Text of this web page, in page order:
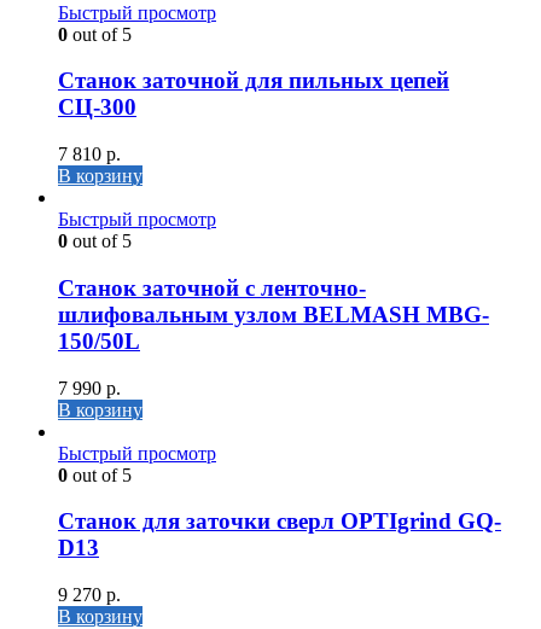
Быстрый просмотр
0 out of 5
Станок заточной для пильных цепей
СЦ-300
7 810 р.
В корзину
Быстрый просмотр
0 out of 5
Станок заточной с ленточно-
шлифовальным узлом BELMASH MBG-
150/50L
7 990 р.
В корзину
Быстрый просмотр
0 out of 5
Станок для заточки сверл OPTIgrind GQ-
D13
9 270 р.
В корзину